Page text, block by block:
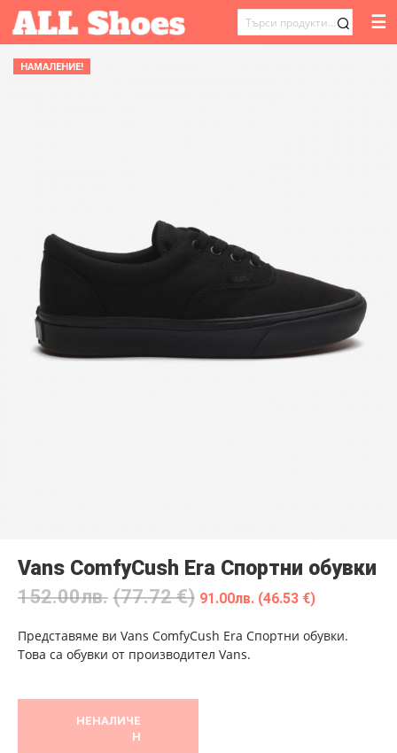
ТЪРСЕНЕ
☰
НАМАЛЕНИЕ!
Vans ComfyCush Era Спортни обувки
152.00лв. (77.72 €) 91.00лв. (46.53 €)
Представяме ви Vans ComfyCush Era Спортни обувки.
Това са обувки от производител Vans.
НЕНАЛИЧЕ
Н